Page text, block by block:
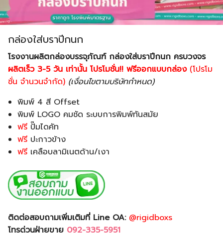
กล่องใส่บราปีกนก
โรงงานผลิตกล่องบรรจุภัณฑ์ กล่องใส่บราปีกนก ครบวงจร
ผลิตเร็ว 3-5 วัน เท่านั้น โปรโมชั่น!! ฟรีออกแบบกล่อง (โปรโม
ชั่น จำนวนจำกัด) (เงื่อนไขตามบริษัทกำหนด)
พิมพ์ 4 สี Offset
พิมพ์ LOGO คมชัด ระบบการพิมพ์ทันสมัย
ฟรี ปั๊มไดคัท
ฟรี ปะกาวข้าง
ฟรี เคลือบลามิเนตด้าน/เงา
ติดต่อสอบถามเพิ่มเติมที่ Line OA: @rigidboxs
โทรด่วนฝ่ายขาย 092-335-5951